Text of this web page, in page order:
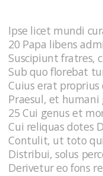
Ipse licet mundi
20 Papa libens
Suscipiunt fratres,
Sub quo florebat
Cuius erat
Praesul, et
25 Cui genus et
Cui reliquas dotes
Contulit, ut toto
Distribui, solus
Derivetur eo fons